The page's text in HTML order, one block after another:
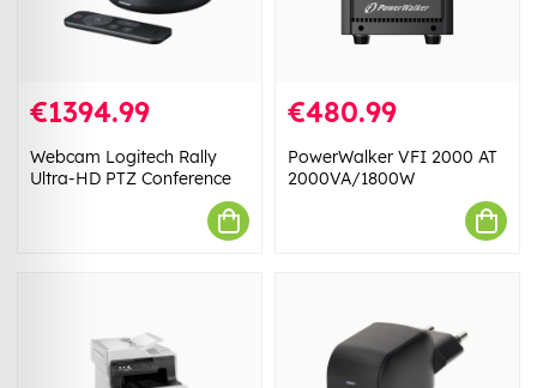
€1394.99
Webcam Logitech Rally
Ultra-HD PTZ Conference
€480.99
PowerWalker VFI 2000 AT
2000VA/1800W